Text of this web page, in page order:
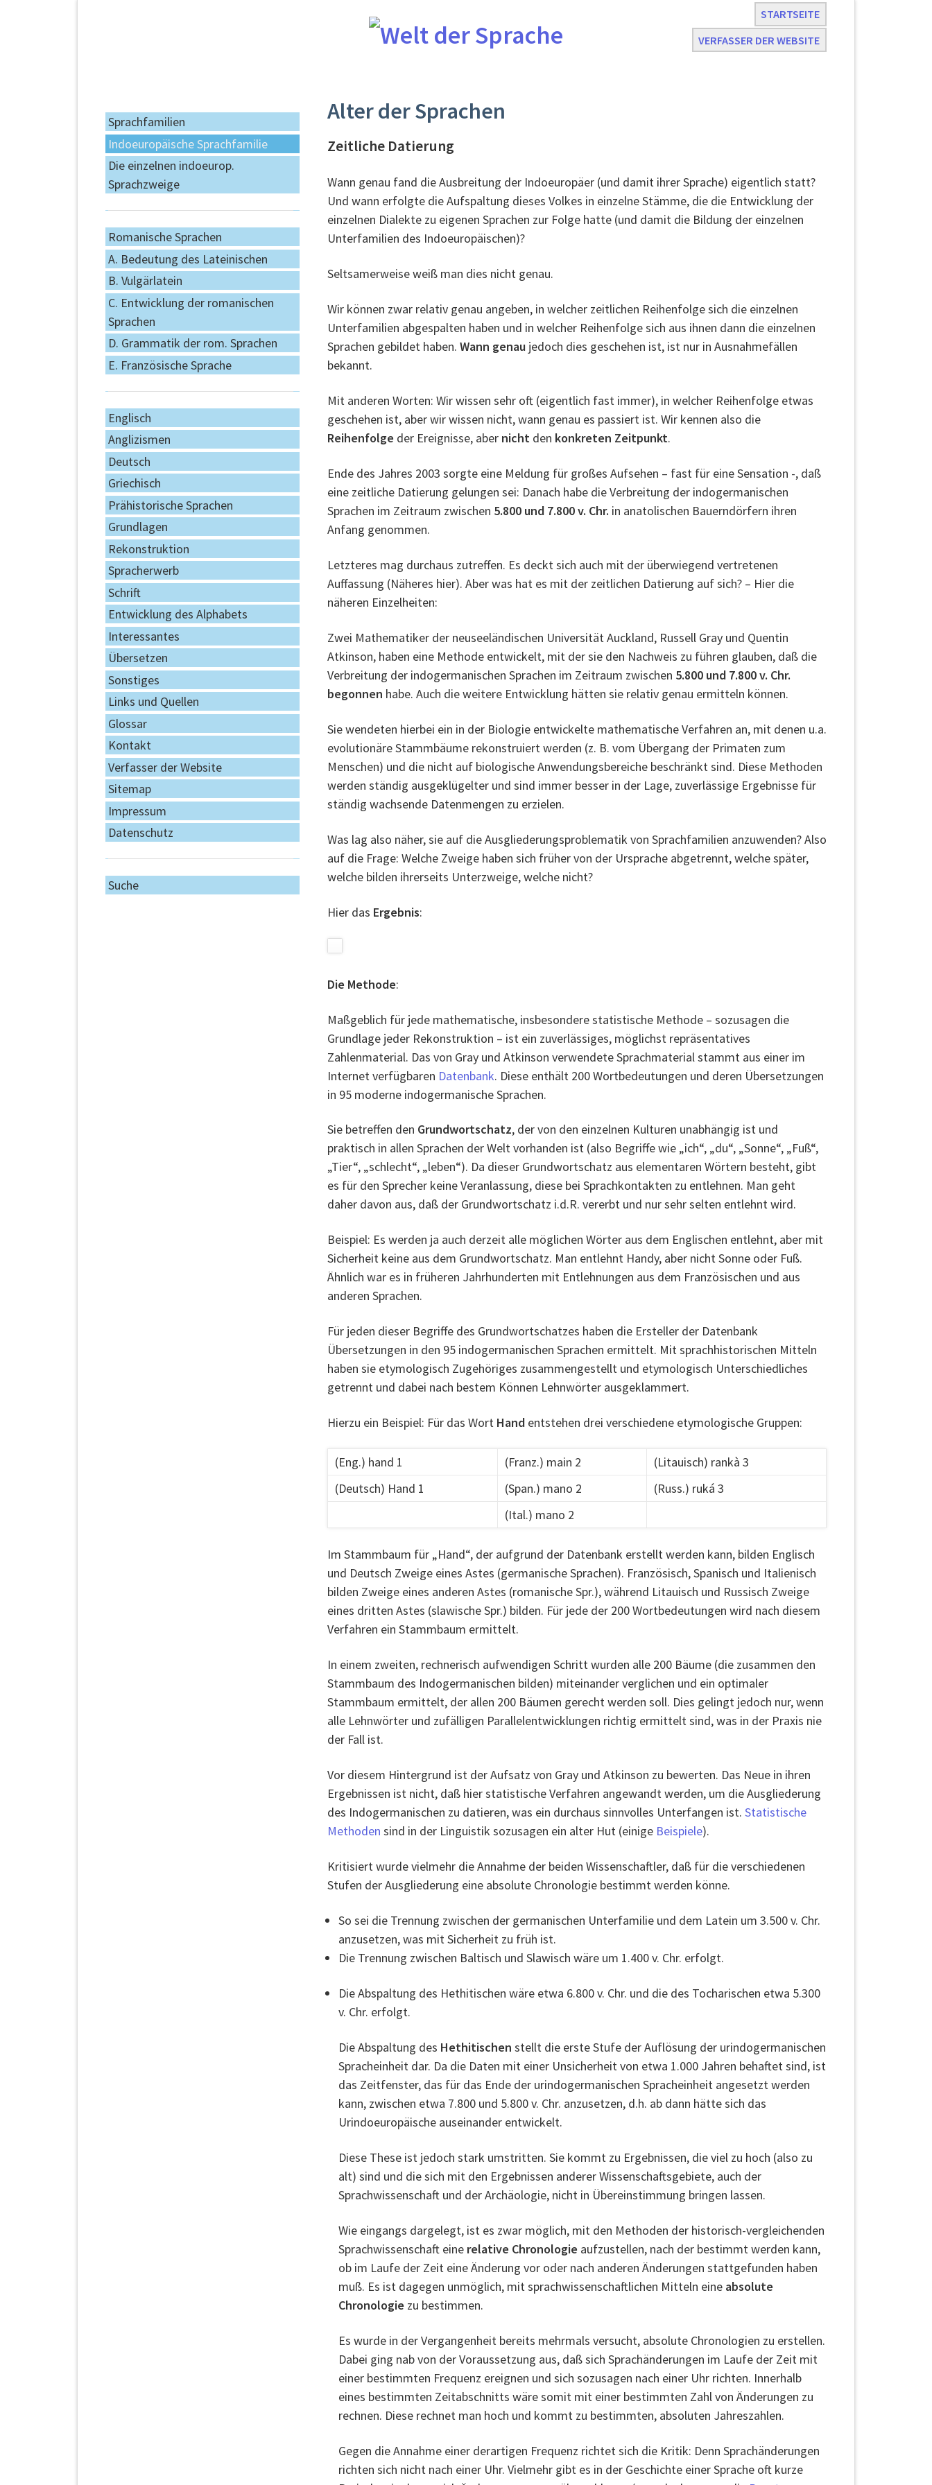
STARTSEITE
VERFASSER DER WEBSITE
Alter der Sprachen
Zeitliche Datierung
Wann genau fand die Ausbreitung der Indoeuropäer (und damit ihrer Sprache) eigentlich statt?
Und wann erfolgte die Aufspaltung dieses Volkes in einzelne Stämme, die die Entwicklung der
einzelnen Dialekte zu eigenen Sprachen zur Folge hatte (und damit die Bildung der einzelnen
Unterfamilien des Indoeuropäischen)?
Seltsamerweise weiß man dies nicht genau.
Wir können zwar relativ genau angeben, in welcher zeitlichen Reihenfolge sich die einzelnen
Unterfamilien abgespalten haben und in welcher Reihenfolge sich aus ihnen dann die einzelnen
Sprachen gebildet haben. Wann genau jedoch dies geschehen ist, ist nur in Ausnahmefällen
bekannt.
Mit anderen Worten: Wir wissen sehr oft (eigentlich fast immer), in welcher Reihenfolge etwas
geschehen ist, aber wir wissen nicht, wann genau es passiert ist. Wir kennen also die
Reihenfolge der Ereignisse, aber nicht den konkreten Zeitpunkt.
Ende des Jahres 2003 sorgte eine Meldung für großes Aufsehen – fast für eine Sensation -, daß
eine zeitliche Datierung gelungen sei: Danach habe die Verbreitung der indogermanischen
Sprachen im Zeitraum zwischen 5.800 und 7.800 v. Chr. in anatolischen Bauerndörfern ihren
Anfang genommen.
Letzteres mag durchaus zutreffen. Es deckt sich auch mit der überwiegend vertretenen
Auffassung (Näheres hier). Aber was hat es mit der zeitlichen Datierung auf sich? – Hier die
näheren Einzelheiten:
Zwei Mathematiker der neuseeländischen Universität Auckland, Russell Gray und Quentin
Atkinson, haben eine Methode entwickelt, mit der sie den Nachweis zu führen glauben, daß die
Verbreitung der indogermanischen Sprachen im Zeitraum zwischen 5.800 und 7.800 v. Chr.
begonnen habe. Auch die weitere Entwicklung hätten sie relativ genau ermitteln können.
Sie wendeten hierbei ein in der Biologie entwickelte mathematische Verfahren an, mit denen u.a.
evolutionäre Stammbäume rekonstruiert werden (z. B. vom Übergang der Primaten zum
Menschen) und die nicht auf biologische Anwendungsbereiche beschränkt sind. Diese Methoden
werden ständig ausgeklügelter und sind immer besser in der Lage, zuverlässige Ergebnisse für
ständig wachsende Datenmengen zu erzielen.
Was lag also näher, sie auf die Ausgliederungsproblematik von Sprachfamilien anzuwenden? Also
auf die Frage: Welche Zweige haben sich früher von der Ursprache abgetrennt, welche später,
welche bilden ihrerseits Unterzweige, welche nicht?
Hier das Ergebnis:
Die Methode:
Maßgeblich für jede mathematische, insbesondere statistische Methode – sozusagen die
Grundlage jeder Rekonstruktion – ist ein zuverlässiges, möglichst repräsentatives
Zahlenmaterial. Das von Gray und Atkinson verwendete Sprachmaterial stammt aus einer im
Internet verfügbaren Datenbank. Diese enthält 200 Wortbedeutungen und deren Übersetzungen
in 95 moderne indogermanische Sprachen.
Sie betreffen den Grundwortschatz, der von den einzelnen Kulturen unabhängig ist und
praktisch in allen Sprachen der Welt vorhanden ist (also Begriffe wie „ich“, „du“, „Sonne“, „Fuß“,
„Tier“, „schlecht“, „leben“). Da dieser Grundwortschatz aus elementaren Wörtern besteht, gibt
es für den Sprecher keine Veranlassung, diese bei Sprachkontakten zu entlehnen. Man geht
daher davon aus, daß der Grundwortschatz i.d.R. vererbt und nur sehr selten entlehnt wird.
Beispiel: Es werden ja auch derzeit alle möglichen Wörter aus dem Englischen entlehnt, aber mit
Sicherheit keine aus dem Grundwortschatz. Man entlehnt Handy, aber nicht Sonne oder Fuß.
Ähnlich war es in früheren Jahrhunderten mit Entlehnungen aus dem Französischen und aus
anderen Sprachen.
Für jeden dieser Begriffe des Grundwortschatzes haben die Ersteller der Datenbank
Übersetzungen in den 95 indogermanischen Sprachen ermittelt. Mit sprachhistorischen Mitteln
haben sie etymologisch Zugehöriges zusammengestellt und etymologisch Unterschiedliches
getrennt und dabei nach bestem Können Lehnwörter ausgeklammert.
Hierzu ein Beispiel: Für das Wort Hand entstehen drei verschiedene etymologische Gruppen:
(Eng.) hand 1 (Franz.) main 2
(Litauisch) rankà 3
(Deutsch) Hand 1
(Span.) mano 2
(Russ.) ruká 3
(Ital.) mano 2
Im Stammbaum für „Hand“, der aufgrund der Datenbank erstellt werden kann, bilden Englisch
und Deutsch Zweige eines Astes (germanische Sprachen). Französisch, Spanisch und Italienisch
bilden Zweige eines anderen Astes (romanische Spr.), während Litauisch und Russisch Zweige
eines dritten Astes (slawische Spr.) bilden. Für jede der 200 Wortbedeutungen wird nach diesem
Verfahren ein Stammbaum ermittelt.
In einem zweiten, rechnerisch aufwendigen Schritt wurden alle 200 Bäume (die zusammen den
Stammbaum des Indogermanischen bilden) miteinander verglichen und ein optimaler
Stammbaum ermittelt, der allen 200 Bäumen gerecht werden soll. Dies gelingt jedoch nur, wenn
alle Lehnwörter und zufälligen Parallelentwicklungen richtig ermittelt sind, was in der Praxis nie
der Fall ist.
Vor diesem Hintergrund ist der Aufsatz von Gray und Atkinson zu bewerten. Das Neue in ihren
Ergebnissen ist nicht, daß hier statistische Verfahren angewandt werden, um die Ausgliederung
des Indogermanischen zu datieren, was ein durchaus sinnvolles Unterfangen ist. Statistische
Methoden sind in der Linguistik sozusagen ein alter Hut (einige Beispiele).
Kritisiert wurde vielmehr die Annahme der beiden Wissenschaftler, daß für die verschiedenen
Stufen der Ausgliederung eine absolute Chronologie bestimmt werden könne.
So sei die Trennung zwischen der germanischen Unterfamilie und dem Latein um 3.500 v. Chr.
anzusetzen, was mit Sicherheit zu früh ist.
Die Trennung zwischen Baltisch und Slawisch wäre um 1.400 v. Chr. erfolgt.
Die Abspaltung des Hethitischen wäre etwa 6.800 v. Chr. und die des Tocharischen etwa 5.300
v. Chr. erfolgt.
Die Abspaltung des Hethitischen stellt die erste Stufe der Auflösung der urindogermanischen
Spracheinheit dar. Da die Daten mit einer Unsicherheit von etwa 1.000 Jahren behaftet sind, ist
das Zeitfenster, das für das Ende der urindogermanischen Spracheinheit angesetzt werden
kann, zwischen etwa 7.800 und 5.800 v. Chr. anzusetzen, d.h. ab dann hätte sich das
Urindoeuropäische auseinander entwickelt.
Diese These ist jedoch stark umstritten. Sie kommt zu Ergebnissen, die viel zu hoch (also zu
alt) sind und die sich mit den Ergebnissen anderer Wissenschaftsgebiete, auch der
Sprachwissenschaft und der Archäologie, nicht in Übereinstimmung bringen lassen.
Wie eingangs dargelegt, ist es zwar möglich, mit den Methoden der historisch-vergleichenden
Sprachwissenschaft eine relative Chronologie aufzustellen, nach der bestimmt werden kann,
ob im Laufe der Zeit eine Änderung vor oder nach anderen Änderungen stattgefunden haben
muß. Es ist dagegen unmöglich, mit sprachwissenschaftlichen Mitteln eine absolute
Chronologie zu bestimmen.
Es wurde in der Vergangenheit bereits mehrmals versucht, absolute Chronologien zu erstellen.
Dabei ging nab von der Voraussetzung aus, daß sich Sprachänderungen im Laufe der Zeit mit
einer bestimmten Frequenz ereignen und sich sozusagen nach einer Uhr richten. Innerhalb
eines bestimmten Zeitabschnitts wäre somit mit einer bestimmten Zahl von Änderungen zu
rechnen. Diese rechnet man hoch und kommt zu bestimmten, absoluten Jahreszahlen.
Gegen die Annahme einer derartigen Frequenz richtet sich die Kritik: Denn Sprachänderungen
richten sich nicht nach einer Uhr. Vielmehr gibt es in der Geschichte einer Sprache oft kurze
Navigation
überspringen
Sprachfamilien
Indoeuropäische Sprachfamilie
Die einzelnen indoeurop.
Sprachzweige
Romanische Sprachen
A. Bedeutung des Lateinischen
B. Vulgärlatein
C. Entwicklung der romanischen
Sprachen
D. Grammatik der rom. Sprachen
E. Französische Sprache
Englisch
Anglizismen
Deutsch
Griechisch
Prähistorische Sprachen
Grundlagen
Rekonstruktion
Spracherwerb
Schrift
Entwicklung des Alphabets
Interessantes
Übersetzen
Sonstiges
Links und Quellen
Glossar
Kontakt
Verfasser der Website
Sitemap
Impressum
Datenschutz
Suche